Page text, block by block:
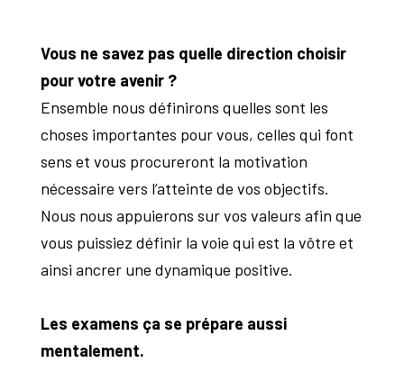
Vous ne savez pas quelle direction choisir
pour votre avenir ?
Ensemble nous définirons quelles sont les
choses importantes pour vous, celles qui font
sens et vous procureront la motivation
nécessaire vers l’atteinte de vos objectifs.
Nous nous appuierons sur vos valeurs afin que
vous puissiez définir la voie qui est la vôtre et
ainsi ancrer une dynamique positive.
Les examens ça se prépare aussi
mentalement.